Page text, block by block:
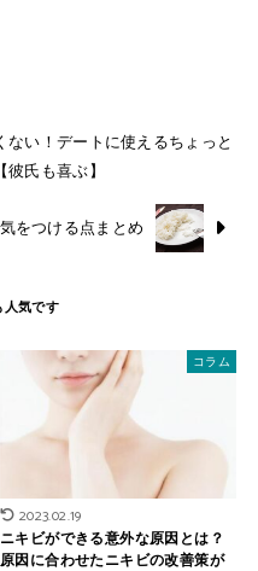
ない！デートに使えるちょっと
氏も喜ぶ】
をつける点まとめ
コラム
2023.02.19
ニキビができる意外な原因とは？
原因に合わせたニキビの改善策が